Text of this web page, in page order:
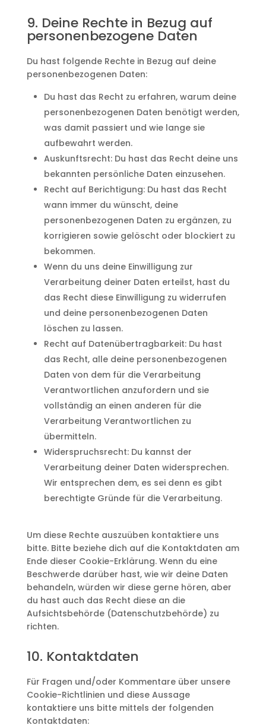
9. Deine Rechte in Bezug auf
personenbezogene Daten
Du hast folgende Rechte in Bezug auf deine
personenbezogenen Daten:
Du hast das Recht zu erfahren, warum deine
personenbezogenen Daten benötigt werden,
was damit passiert und wie lange sie
aufbewahrt werden.
Auskunftsrecht: Du hast das Recht deine uns
bekannten persönliche Daten einzusehen.
Recht auf Berichtigung: Du hast das Recht
wann immer du wünscht, deine
personenbezogenen Daten zu ergänzen, zu
korrigieren sowie gelöscht oder blockiert zu
bekommen.
Wenn du uns deine Einwilligung zur
Verarbeitung deiner Daten erteilst, hast du
das Recht diese Einwilligung zu widerrufen
und deine personenbezogenen Daten
löschen zu lassen.
Recht auf Datenübertragbarkeit: Du hast
das Recht, alle deine personenbezogenen
Daten von dem für die Verarbeitung
Verantwortlichen anzufordern und sie
vollständig an einen anderen für die
Verarbeitung Verantwortlichen zu
übermitteln.
Widerspruchsrecht: Du kannst der
Verarbeitung deiner Daten widersprechen.
Wir entsprechen dem, es sei denn es gibt
berechtigte Gründe für die Verarbeitung.
Um diese Rechte auszuüben kontaktiere uns
bitte. Bitte beziehe dich auf die Kontaktdaten am
Ende dieser Cookie-Erklärung. Wenn du eine
Beschwerde darüber hast, wie wir deine Daten
behandeln, würden wir diese gerne hören, aber
du hast auch das Recht diese an die
Aufsichtsbehörde (Datenschutzbehörde) zu
richten.
10. Kontaktdaten
Für Fragen und/oder Kommentare über unsere
Cookie-Richtlinien und diese Aussage
kontaktiere uns bitte mittels der folgenden
Kontaktdaten: